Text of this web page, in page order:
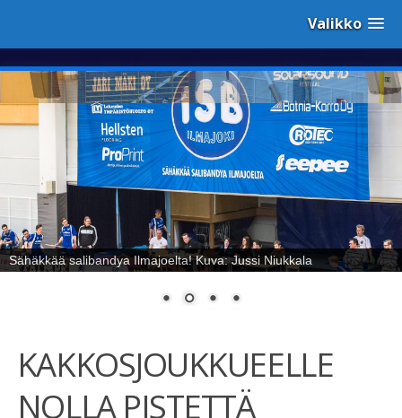
Valikko
Sähäkkää salibandya Ilmajoelta! Kuva: Jussi Niukkala
KAKKOSJOUKKUEELLE
NOLLA PISTETTÄ